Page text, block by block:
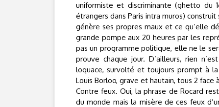
uniformiste et discriminante (ghetto du
étrangers dans Paris intra muros)
génère ses propres maux et ce qu’elle
grande pompe aux 20 heures par les
pas un programme politique, elle ne le
prouve chaque jour. D’ailleurs, rien
loquace, survolté et toujours prompt à
Louis Borloo, grave et hautain, tous 2
Contre feux. Oui, la phrase de Rocard
du monde mais la misère de ces feux